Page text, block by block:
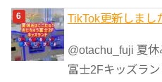
TikTok更新しまし
@otachu_fuji 夏
富士2Fキッズラ